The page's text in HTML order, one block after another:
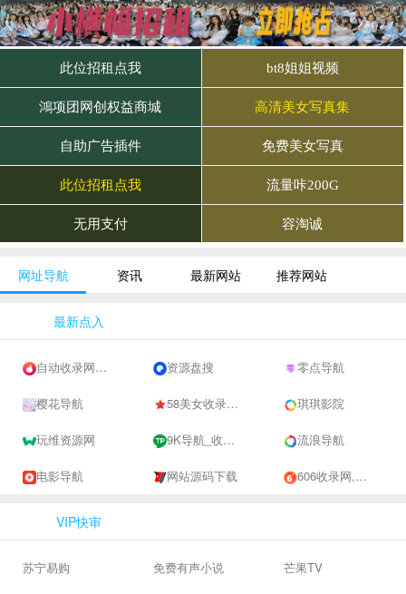
网址导航 资讯 最新网站 推荐网站
最新点入
自动收录网 - 自动秒收录-网站收录-收录网站-网址收录-秒收录 资源盘搜 零点导航
樱花导航 58美女收录网-自动收录网站-流量交换-自动链 琪琪影院
玩维资源网 9K导航_收录网-网址收录-网址导航-收录网站-自助广告系统 流浪导航
电影导航 网站源码下载 606收录网,免费自动秒收录网址,提供自动收录,网站导航大全源码,自动链,友情链接交换。
VIP快审
苏宁易购 免费有声小说 芒果TV